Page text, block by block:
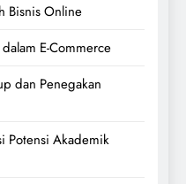
Bisnis Online
E-Commerce
dan Penegakan
Potensi Akademik